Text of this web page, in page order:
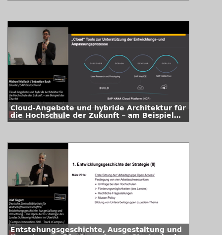
Cloud-Angebote und hybride Architektur für
die Hochschule der Zukunft – am Beispiel
der Charité
Entstehungsgeschichte, Ausgestaltung und